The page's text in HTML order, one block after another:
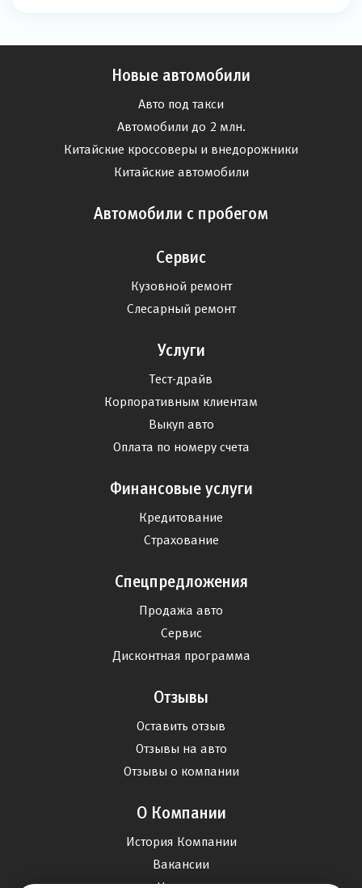
Новые автомобили
Авто под такси
Автомобили до 2 млн.
Китайские кроссоверы и внедорожники
Китайские автомобили
Автомобили с пробегом
Сервис
Кузовной ремонт
Слесарный ремонт
Услуги
Тест-драйв
Корпоративным клиентам
Выкуп авто
Оплата по номеру счета
Финансовые услуги
Кредитование
Страхование
Спецпредложения
Продажа авто
Сервис
Дисконтная программа
Отзывы
Оставить отзыв
Отзывы на авто
Отзывы о компании
О Компании
История Компании
Вакансии